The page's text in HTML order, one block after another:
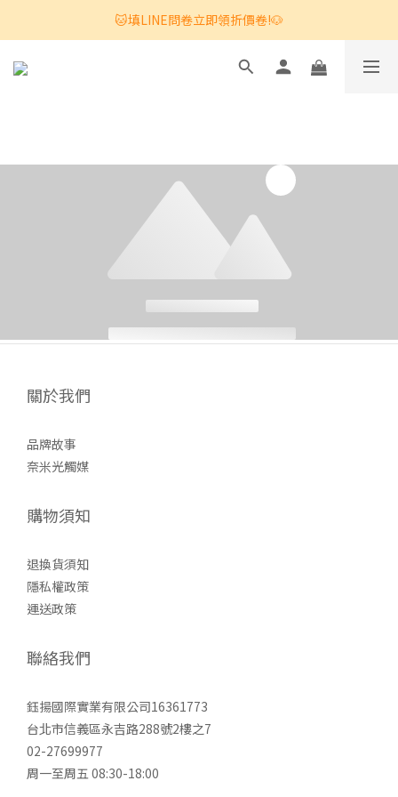
🐱填LINE問卷立即領折價卷!🐶
關於我們
品牌故事
奈米光觸媒
購物須知
退換貨須知
隱私權政策
運送政策
聯絡我們
鈺揚國際實業有限公司16361773
台北市信義區永吉路288號2樓之7
02-27699977
周一至周五 08:30-18:00